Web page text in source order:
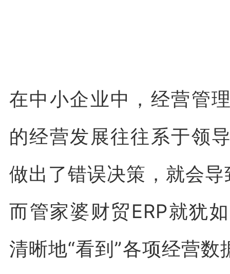
在中小企业中，经营管
的经营发展往往系于领
做出了错误决策，就会
而管家婆财贸ERP就犹
清晰地“看到”各项经营